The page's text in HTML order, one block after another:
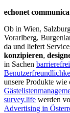
echonet
Ob in Wien,
Vorarlberg,
da und liefert
konzipieren,
in Sachen
unsere Produkte wie
survey.life werden
Advertising in